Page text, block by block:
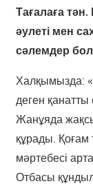
Тағалаға
әулеті мен
сәлемдер
Халқымызда:
деген
Жанұяда
құрады. Қоғам
мәртебесі
Отбасы